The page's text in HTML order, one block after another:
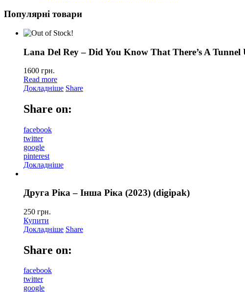
Популярні товари
Lana Del Rey – Did You Know That There’s A
1600 грн.
Read more
Докладніше Share
Share on:
facebook
twitter
google
pinterest
Докладніше
Друга Ріка – Інша Ріка (2023) (digipak)
250 грн.
Купити
Докладніше Share
Share on:
facebook
twitter
google